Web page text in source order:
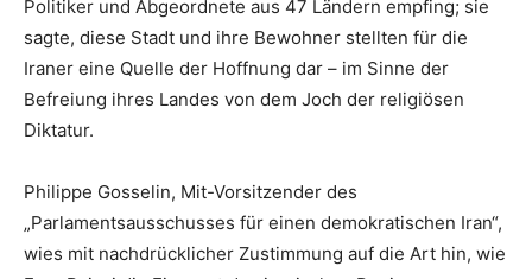
Politiker und Abgeordnete aus 47 Ländern empfing; sie
sagte, diese Stadt und ihre Bewohner stellten für die
Iraner eine Quelle der Hoffnung dar – im Sinne der
Befreiung ihres Landes von dem Joch der religiösen
Diktatur.
Philippe Gosselin, Mit-Vorsitzender des
„Parlamentsausschusses für einen demokratischen Iran“,
wies mit nachdrücklicher Zustimmung auf die Art hin, wie